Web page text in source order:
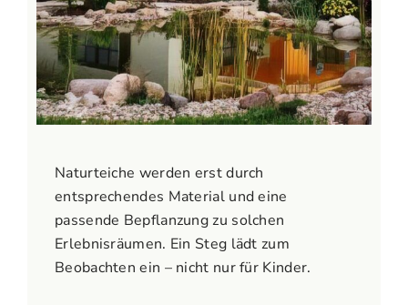
Naturteiche werden erst durch
entsprechendes Material und eine
passende Bepflanzung zu solchen
Erlebnisräumen. Ein Steg lädt zum
Beobachten ein – nicht nur für Kinder.